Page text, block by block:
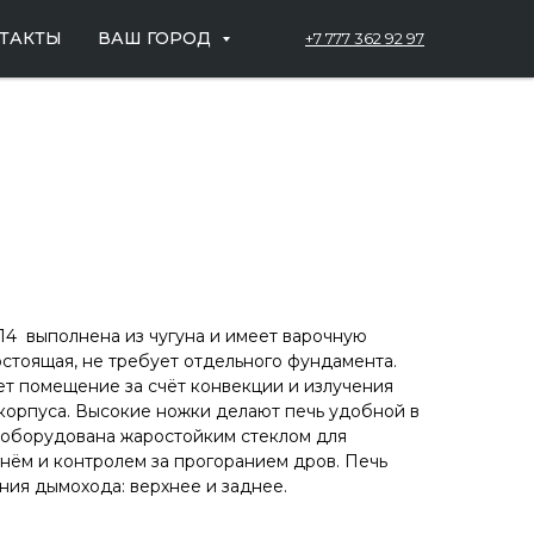
ВАШ ГОРОД +7 777 362 92 97
выполнена из чугуна и имеет варочную
не требует отдельного фундамента.
помещение за счёт конвекции и излучения
Высокие ножки делают печь удобной в
жаростойким стеклом для
и контролем за прогоранием дров. Печь
дымохода: верхнее и заднее.